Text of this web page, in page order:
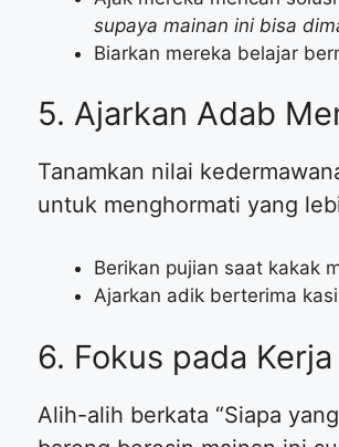
supaya mainan ini bisa
​Biarkan mereka belajar
​5. Ajarkan Adab
​Tanamkan nilai
untuk menghormati yang
​Berikan pujian saat kakak
​Ajarkan adik berterima
​6. Fokus pada
​Alih-alih berkata “Siapa